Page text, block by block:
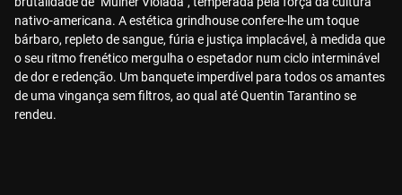
nativo-americana. A estética grindhouse confere-lhe um toque
bárbaro, repleto de sangue, fúria e justiça implacável, à medida que
o seu ritmo frenético mergulha o espetador num ciclo interminável
de dor e redenção. Um banquete imperdível para todos os amantes
de uma vingança sem filtros, ao qual até Quentin Tarantino se
rendeu.